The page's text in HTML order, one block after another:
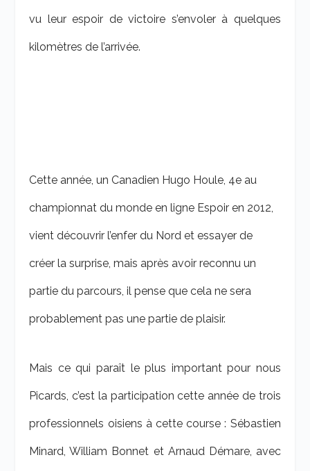
vu leur espoir de victoire s’envoler à quelques
kilomètres de l’arrivée.
Cette année, un Canadien Hugo Houle, 4e au
championnat du monde en ligne Espoir en 2012,
vient découvrir l’enfer du Nord et essayer de
créer la surprise, mais après avoir reconnu un
partie du parcours, il pense que cela ne sera
probablement pas une partie de plaisir.
Mais ce qui paraît le plus important pour nous
Picards, c’est la participation cette année de trois
professionnels oisiens à cette course : Sébastien
Minard, William Bonnet et Arnaud Démare, avec